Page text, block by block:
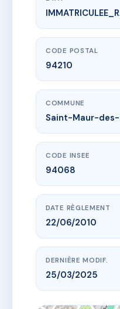
SDC VILLA
30 av du bac94210
CODE POSTAL
94210
COMMUNE
Saint-Maur-des-
CODE INSEE
94068
DATE RÈGLEMENT
22/06/2010
DERNIÈRE MODIF.
25/03/2025